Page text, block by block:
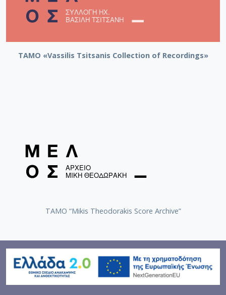
TAMO «Vassilis Tsitsanis Collection of Recordings»
TAMO “Mikis Theodorakis Score Archive”